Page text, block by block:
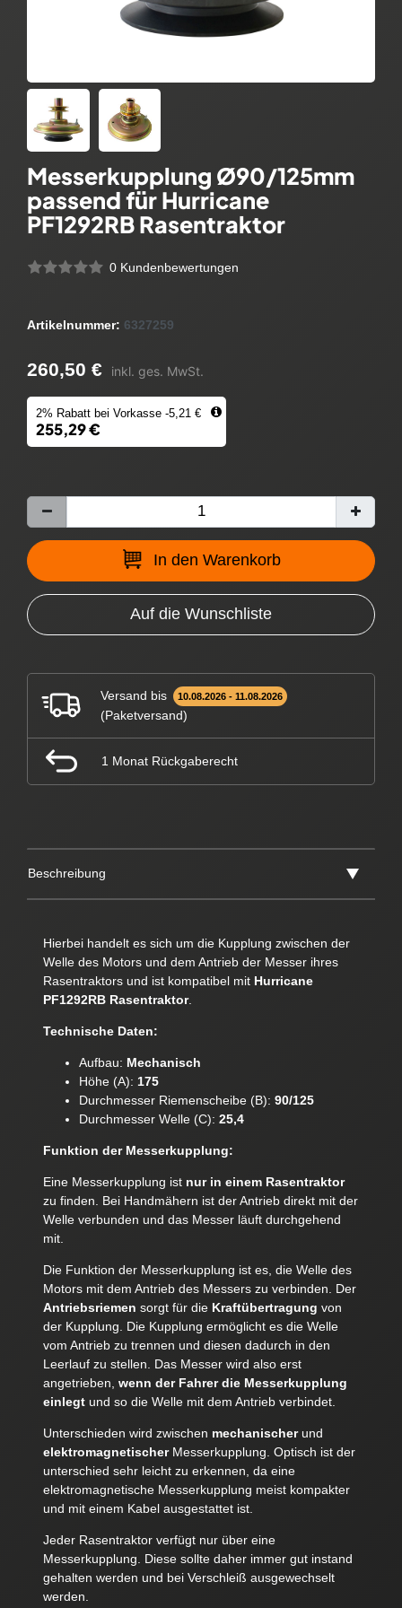
Messerkupplung Ø90/125mm
passend für Hurricane
PF1292RB Rasentraktor
0 Kundenbewertungen
Artikelnummer: 6327259
260,50 € inkl. ges. MwSt.
2% Rabatt bei Vorkasse -5,21 €
255,29 €
In den Warenkorb
Auf die Wunschliste
Versand bis 10.08.2026 - 11.08.2026
(Paketversand)
1 Monat Rückgaberecht
Beschreibung
Hierbei handelt es sich um die Kupplung zwischen der
Welle des Motors und dem Antrieb der Messer ihres
Rasentraktors und ist kompatibel mit Hurricane
PF1292RB Rasentraktor.
Technische Daten:
Aufbau: Mechanisch
Höhe (A): 175
Durchmesser Riemenscheibe (B): 90/125
Durchmesser Welle (C): 25,4
Funktion der Messerkupplung:
Eine Messerkupplung ist nur in einem Rasentraktor
zu finden. Bei Handmähern ist der Antrieb direkt mit der
Welle verbunden und das Messer läuft durchgehend
mit.
Die Funktion der Messerkupplung ist es, die Welle des
Motors mit dem Antrieb des Messers zu verbinden. Der
Antriebsriemen sorgt für die Kraftübertragung von
der Kupplung. Die Kupplung ermöglicht es die Welle
vom Antrieb zu trennen und diesen dadurch in den
Leerlauf zu stellen. Das Messer wird also erst
angetrieben, wenn der Fahrer die Messerkupplung
einlegtund so die Welle mit dem Antrieb verbindet.
Unterschieden wird zwischen mechanischerund
elektromagnetischerMesserkupplung. Optisch ist der
unterschied sehr leicht zu erkennen, da eine
elektromagnetische Messerkupplung meist kompakter
und mit einem Kabel ausgestattet ist.
Jeder Rasentraktor verfügt nur über eine
Messerkupplung. Diese sollte daher immer gut instand
gehalten werden und bei Verschleiß ausgewechselt
werden.